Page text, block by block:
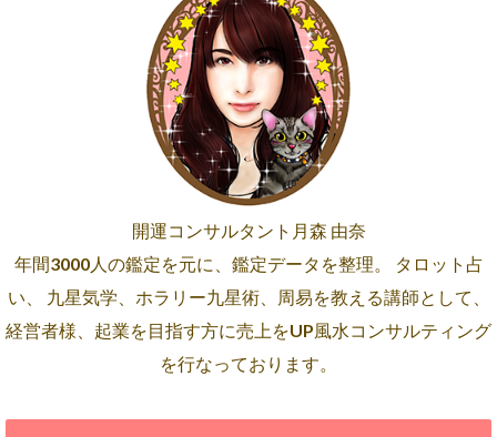
開運コンサルタント月森 由奈
年間3000人の鑑定を元に、鑑定データを整理。 タロット占
い、 九星気学、ホラリー九星術、周易を教える講師として、
経営者様、起業を目指す方に売上をUP風水コンサルティング
を行なっております。